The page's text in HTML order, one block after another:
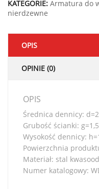
KATEGORIE: Armatura do
nierdzewne
OPIS
OPINIE (0)
OPIS
Średnica dennicy:
Grubość ścianki:
Wysokość dennicy:
Powierzchnia
Materiał: stal
Numer katalogowy: